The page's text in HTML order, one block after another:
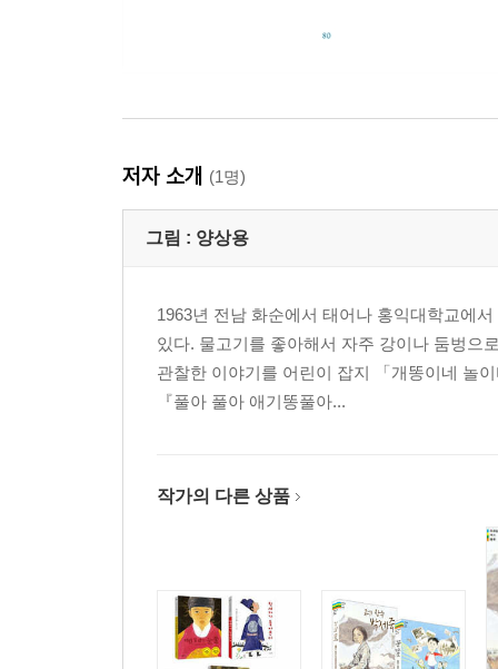
저자 소개 (1명)
그림 : 양상용
1963년 전남 화순에서 태어나 홍익대학교에
있다. 물고기를 좋아해서 자주 강이나 둠벙으
관찰한 이야기를 어린이 잡지 「개똥이네 놀
『풀아 풀아 애기똥풀아...
작가의 다른 상품